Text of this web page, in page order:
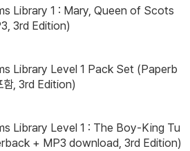
Library 1 : Mary, Queen of Scots
3rd Edition)
Library Level 1 Pack Set (Paperb
함, 3rd Edition)
Library Level 1 : The Boy-King Tu
+ MP3 download, 3rd Edition)